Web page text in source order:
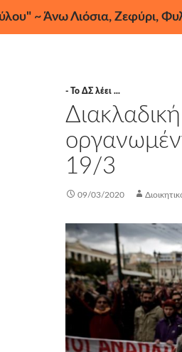
~ Άνω Λιόσια, Ζεφύρι,
- Το ΔΣ λέει ...
19/3
09/03/2020